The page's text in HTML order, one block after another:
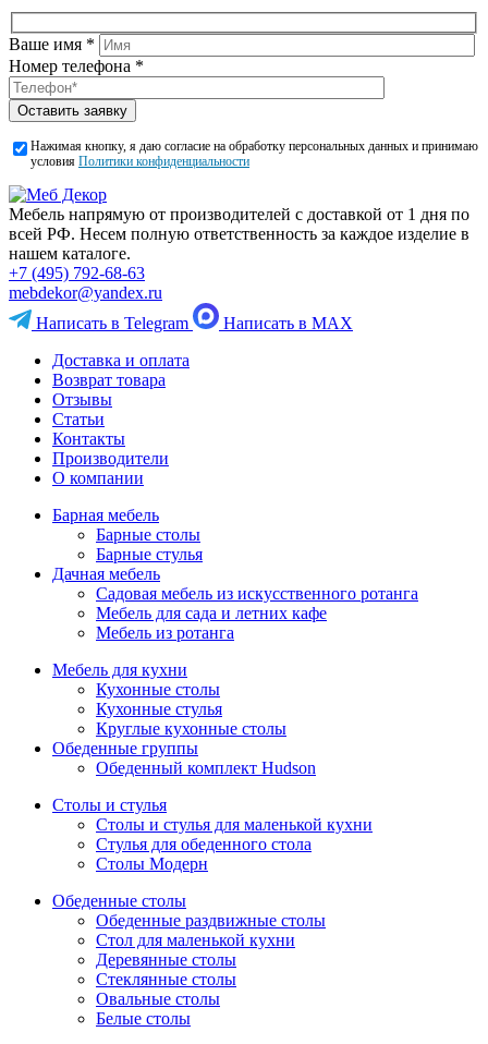
Ваше имя *
Номер телефона *
Оставить заявку
Нажимая кнопку, я даю согласие на обработку персональных данных и принимаю
условия Политики конфиденциальности
Мебель напрямую от производителей с доставкой от 1 дня по
всей РФ. Несем полную ответственность за каждое изделие в
нашем каталоге.
+7 (495) 792-68-63
mebdekor@yandex.ru
Написать в Telegram
Написать в MAX
Доставка и оплата
Возврат товара
Отзывы
Статьи
Контакты
Производители
О компании
Барная мебель
Барные столы
Барные стулья
Дачная мебель
Садовая мебель из искусственного ротанга
Мебель для сада и летних кафе
Мебель из ротанга
Мебель для кухни
Кухонные столы
Кухонные стулья
Круглые кухонные столы
Обеденные группы
Обеденный комплект Hudson
Столы и стулья
Столы и стулья для маленькой кухни
Стулья для обеденного стола
Столы Модерн
Обеденные столы
Обеденные раздвижные столы
Стол для маленькой кухни
Деревянные столы
Стеклянные столы
Овальные столы
Белые столы